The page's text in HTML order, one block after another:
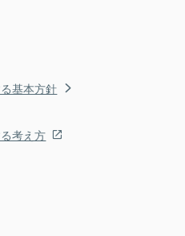
基本方針
考え方